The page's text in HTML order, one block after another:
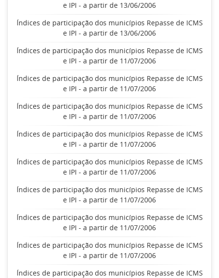
e IPI - a partir de 13/06/2006
Índices de participação dos municípios Repasse de ICMS
e IPI - a partir de 13/06/2006
Índices de participação dos municípios Repasse de ICMS
e IPI - a partir de 11/07/2006
Índices de participação dos municípios Repasse de ICMS
e IPI - a partir de 11/07/2006
Índices de participação dos municípios Repasse de ICMS
e IPI - a partir de 11/07/2006
Índices de participação dos municípios Repasse de ICMS
e IPI - a partir de 11/07/2006
Índices de participação dos municípios Repasse de ICMS
e IPI - a partir de 11/07/2006
Índices de participação dos municípios Repasse de ICMS
e IPI - a partir de 11/07/2006
Índices de participação dos municípios Repasse de ICMS
e IPI - a partir de 11/07/2006
Índices de participação dos municípios Repasse de ICMS
e IPI - a partir de 11/07/2006
Índices de participação dos municípios Repasse de ICMS